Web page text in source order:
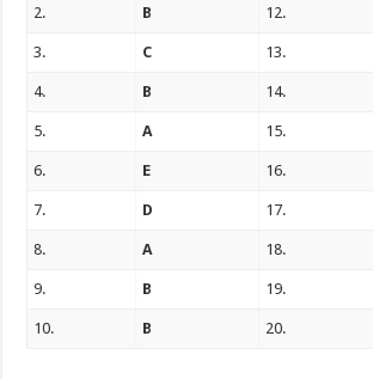
2. B 12.
3. C 13.
4. B 14.
5. A 15.
6. E 16.
7. D 17.
8. A 18.
9. B 19.
10. B 20.